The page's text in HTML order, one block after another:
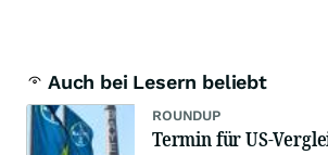
Auch bei Lesern beliebt
ROUNDUP
Termin für US-